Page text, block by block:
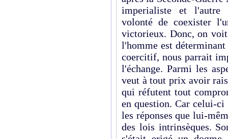
imperialiste et l'autre
volonté de coexister
victorieux. Donc, on
l'homme est
coercitif, nous parrait
l'échange. Parmi les
veut à tout prix avoir
qui réfutent tout
en question. Car celui-ci
les réponses que lui-
des lois intrinsèques.